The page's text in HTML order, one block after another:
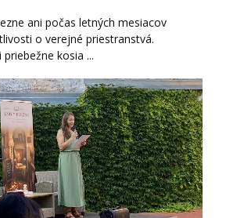
ani počas letných mesiacov
o verejné priestranstvá.
priebežne kosia ...